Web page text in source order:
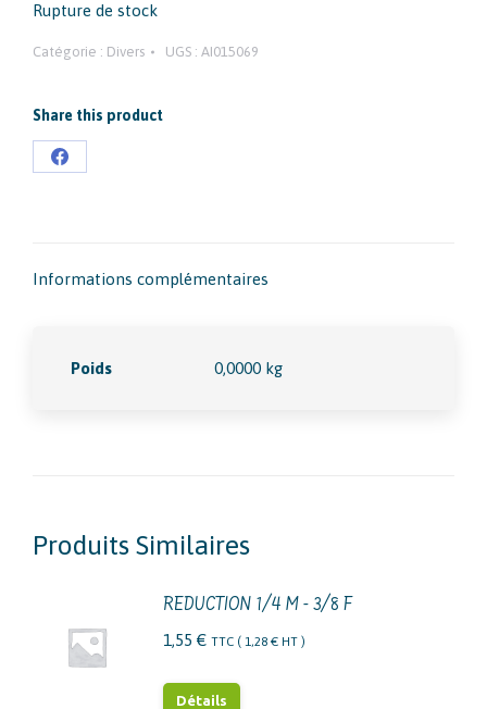
Rupture de stock
Catégorie : Divers UGS : AI015069
Share this product
Partager
Informations complémentaires
Poids 0,0000 kg
Produits Similaires
REDUCTION 1/4 M - 3/8 F
1,55 € TTC ( 1,28 € HT )
Détails